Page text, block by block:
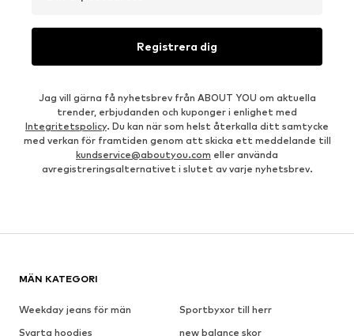
Registrera dig
Jag vill gärna få nyhetsbrev från ABOUT YOU om aktuella
trender, erbjudanden och kuponger i enlighet med
Integritetspolicy. Du kan när som helst återkalla ditt samtycke
med verkan för framtiden genom att skicka ett meddelande till
kundservice@aboutyou.com eller använda
avregistreringsalternativet i slutet av varje nyhetsbrev.
MÄN KATEGORI
Weekday jeans för män
Sportbyxor till herr
Svarta hoodies
new balance skor